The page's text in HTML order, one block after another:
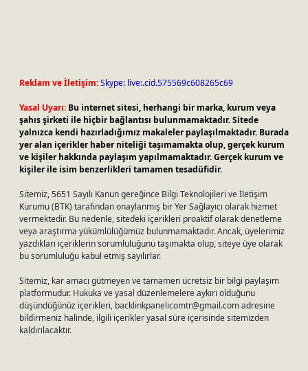
Reklam ve İletişim:Skype: live:.cid.575569c608265c69
Yasal Uyarı: Bu internet sitesi, herhangi bir marka, kurum veya
şahıs şirketi ile hiçbir bağlantısı bulunmamaktadır. Sitede
yalnızca kendi hazırladığımız makaleler paylaşılmaktadır. Burada
yer alan içerikler haber niteliği taşımamakta olup, gerçek kurum
ve kişiler hakkında paylaşım yapılmamaktadır. Gerçek kurum ve
kişiler ile isim benzerlikleri tamamen tesadüfidir.
Sitemiz, 5651 Sayılı Kanun gereğince Bilgi Teknolojileri ve İletişim
Kurumu (BTK) tarafından onaylanmış bir Yer Sağlayıcı olarak hizmet
vermektedir. Bu nedenle, sitedeki içerikleri proaktif olarak denetleme
veya araştırma yükümlülüğümüz bulunmamaktadır. Ancak, üyelerimiz
yazdıkları içeriklerin sorumluluğunu taşımakta olup, siteye üye olarak
bu sorumluluğu kabul etmiş sayılırlar.
Sitemiz, kar amacı gütmeyen ve tamamen ücretsiz bir bilgi paylaşım
platformudur. Hukuka ve yasal düzenlemelere aykırı olduğunu
düşündüğünüz içerikleri, backlinkpanelicomtr@gmail.comadresine
bildirmeniz halinde, ilgili içerikler yasal süre içerisinde sitemizden
kaldırılacaktır.